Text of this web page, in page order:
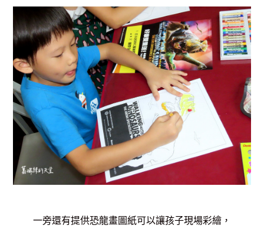
一旁還有提供恐龍畫圖紙可以讓孩子現場彩繪，